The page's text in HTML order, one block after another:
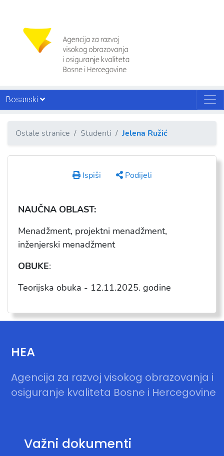
Bosanski
Ostale stranice Studenti Jelena Ružić
Ispiši Podijeli
NAUČNA OBLAST:
Menadžment, projektni menadžment,
inženjerski menadžment
OBUKE:
Teorijska obuka - 12.11.2025. godine
HEA
Agencija za razvoj visokog obrazovanja i
osiguranje kvaliteta Bosne i Hercegovine
Važni dokumenti